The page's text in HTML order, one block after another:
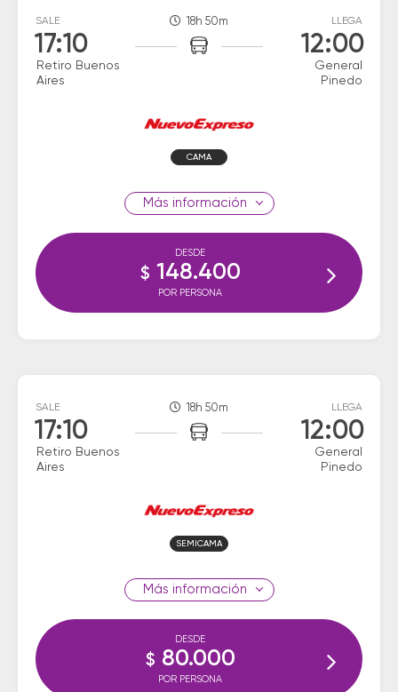
SALE
17:10
Retiro Buenos
Aires
18h 50m LLEGA
12:00
General
Pinedo
CAMA
información
DESDE
$ 148.400
POR PERSONA
SALE
17:10
Retiro Buenos
Aires
18h 50m LLEGA
12:00
General
Pinedo
SEMICAMA
información
DESDE
$ 80.000
POR PERSONA